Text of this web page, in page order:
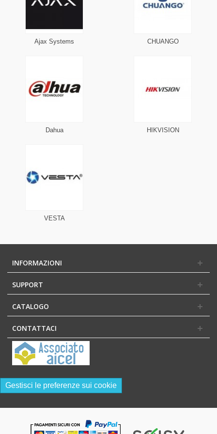
Ajax Systems CHUANGO
Dahua HIKVISION
VESTA
INFORMAZIONI
SUPPORT
CATALOGO
CONTATTACI
Gestisci le preferenze sui cookie